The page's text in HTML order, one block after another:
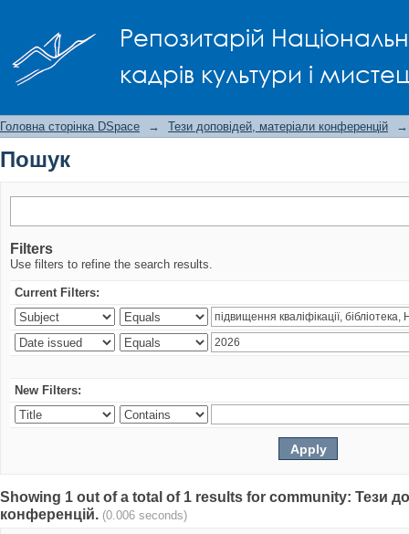
Репозитарій
кадрів культури і
Головна сторінка DSpace → Тези доповідей, матеріали конференцій →
Пошук
Filters
Use filters to refine the search results.
Current Filters:
New Filters:
Showing 1 out of a total of 1 results for community: Тези
конференцій. (0.006 seconds)